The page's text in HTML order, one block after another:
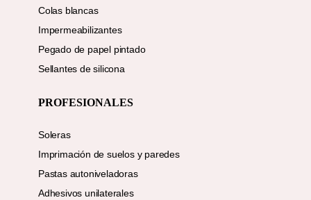
Colas blancas
Impermeabilizantes
Pegado de papel pintado
Sellantes de silicona
PROFESIONALES
Soleras
Imprimación de suelos y paredes
Pastas autoniveladoras
Adhesivos unilaterales